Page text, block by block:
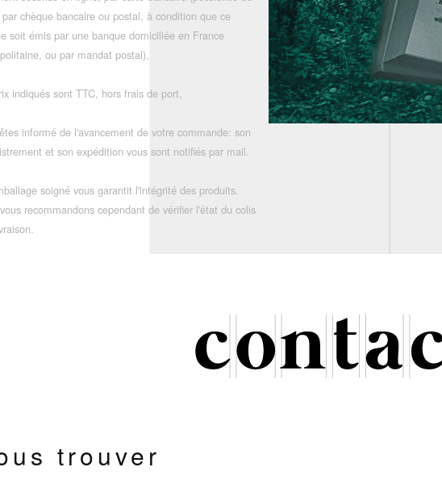
par chèque bancaire ou postal, à condition que ce
soit émis par une banque domiciliée en France
ou par mandat postal),
indiqués sont TTC, hors frais de port,
informé de l'avancement de votre commande: son
et son expédition vous sont notifiés par mail.
soigné vous garantit l'intégrité des produits.
recommandons cependant de vérifier l'état du colis
trouver